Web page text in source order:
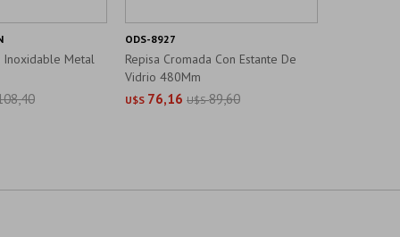
Inoxidable Metal
Repisa Cromada Con Estante De
Vidrio 480Mm
U$S 76,16 U$S 89,60
ODS-8927